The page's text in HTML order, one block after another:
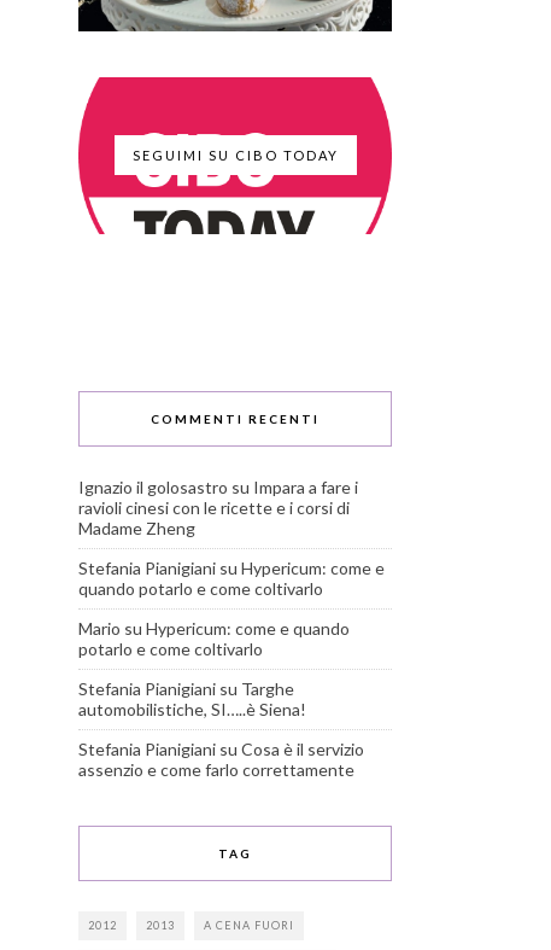
SEGUIMI SU CIBO TODAY
COMMENTI RECENTI
Ignazio il golosastro su Impara a fare i
ravioli cinesi con le ricette e i corsi di
Madame Zheng
Stefania Pianigiani su Hypericum: come e
quando potarlo e come coltivarlo
Mario su Hypericum: come e quando
potarlo e come coltivarlo
Stefania Pianigiani su Targhe
automobilistiche, SI…..è Siena!
Stefania Pianigiani su Cosa è il servizio
assenzio e come farlo correttamente
TAG
2012 2013 A CENA FUORI